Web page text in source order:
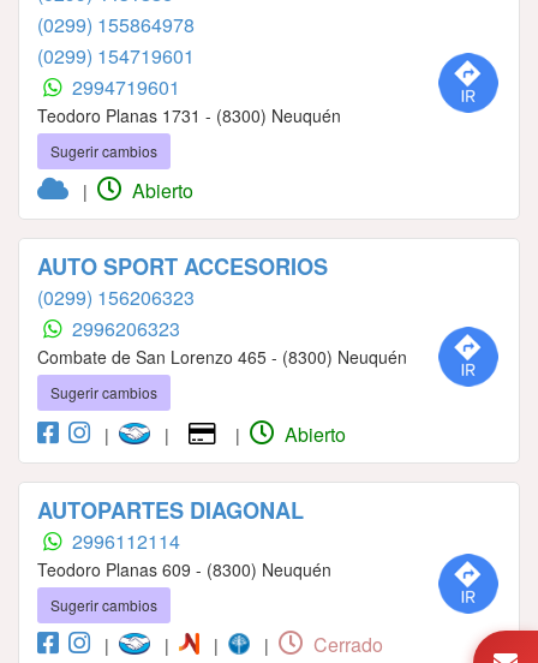
(0299) 155864978
(0299) 154719601
2994719601
Teodoro Planas 1731 - (8300) Neuquén
Sugerir cambios
| Abierto
AUTO SPORT ACCESORIOS
(0299) 156206323
2996206323
Combate de San Lorenzo 465 - (8300) Neuquén
Sugerir cambios
| | | Abierto
AUTOPARTES DIAGONAL
2996112114
Teodoro Planas 609 - (8300) Neuquén
Sugerir cambios
| | | | Cerrado